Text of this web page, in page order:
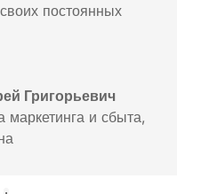
постоянных
Григорьевич
маркетинга и сбыта,